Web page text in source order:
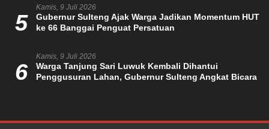
5
Kamis, 9 Juli 2026
Gubernur Sulteng Ajak Warga Jadikan Momentum HUT
ke 66 Banggai Penguat Persatuan
6
Kamis, 9 Juli 2026
Warga Tanjung Sari Luwuk Kembali Dihantui
Penggusuran Lahan, Gubernur Sulteng Angkat Bicara